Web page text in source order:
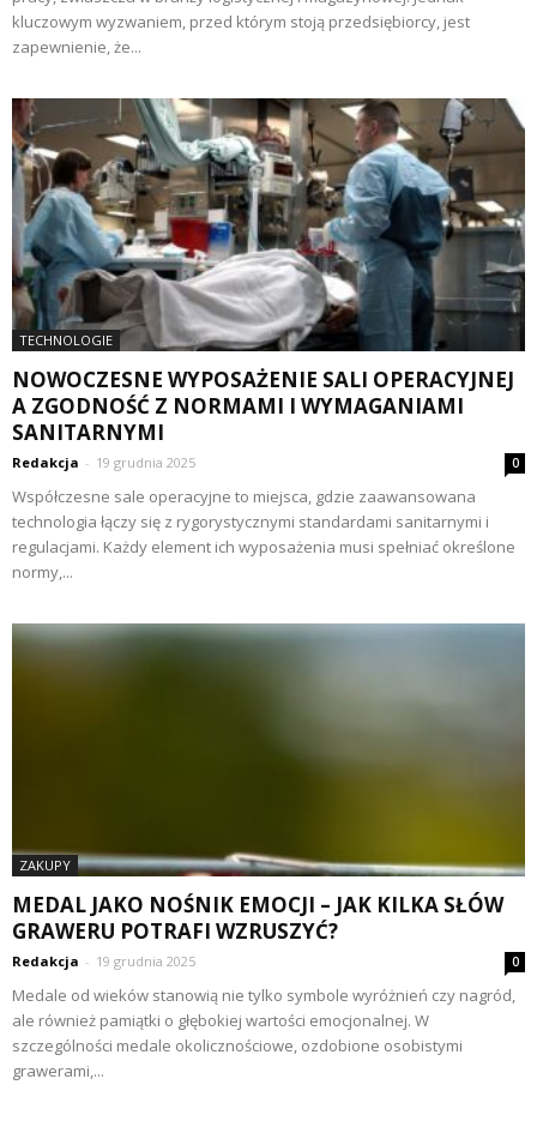
kluczowym wyzwaniem, przed którym stoją przedsiębiorcy, jest
zapewnienie, że...
TECHNOLOGIE
NOWOCZESNE WYPOSAŻENIE SALI OPERACYJNEJ
A ZGODNOŚĆ Z NORMAMI I WYMAGANIAMI
SANITARNYMI
Redakcja - 19 grudnia 2025 0
Współczesne sale operacyjne to miejsca, gdzie zaawansowana
technologia łączy się z rygorystycznymi standardami sanitarnymi i
regulacjami. Każdy element ich wyposażenia musi spełniać określone
normy,...
ZAKUPY
MEDAL JAKO NOŚNIK EMOCJI – JAK KILKA SŁÓW
GRAWERU POTRAFI WZRUSZYĆ?
Redakcja - 19 grudnia 2025 0
Medale od wieków stanowią nie tylko symbole wyróżnień czy nagród,
ale również pamiątki o głębokiej wartości emocjonalnej. W
szczególności medale okolicznościowe, ozdobione osobistymi
grawerami,...